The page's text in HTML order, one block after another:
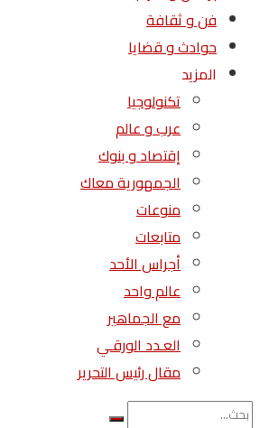
فن و ثقافة
حوادث و قضايا
المزيد
تكنولوجيا
عرب و عالم
إقتصاد و بنوك
الجمهورية معاك
منوعات
متابعات
أجراس الأحد
عالم واحد
مع الجماهير
العـدد الورقـي
مقال رئيس التحرير